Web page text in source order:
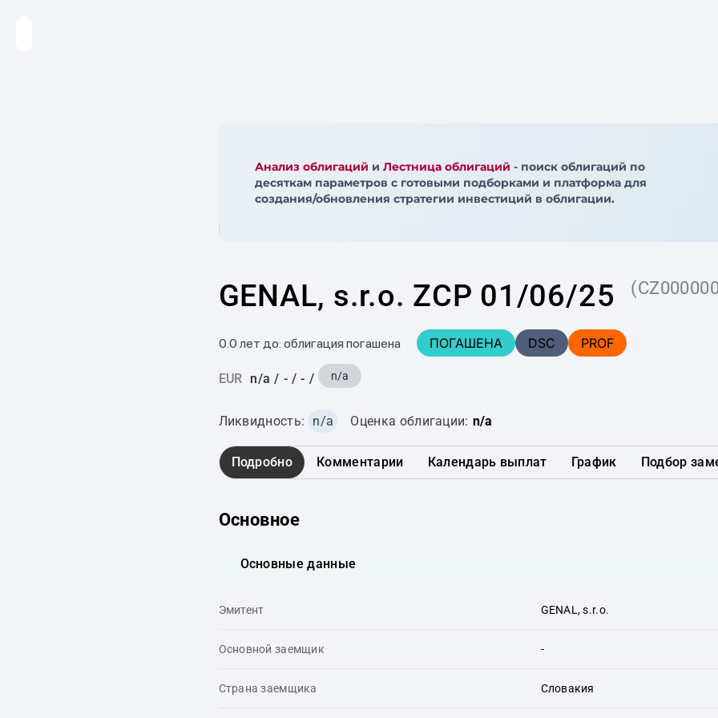
Анализ облигаций и Лестница облигаций - поиск облигаций по
десяткам параметров с готовыми подборками и платформа для
создания/обновления стратегии инвестиций в облигации.
GENAL, s.r.o. ZCP 01/06/25
0.0 лет до: облигация погашена ПОГАШЕНА DSC PROF
EUR n/a / - / - / n/a
Ликвидность: n/a Оценка облигации: n/a
Подробно Комментарии Календарь выплат График Подбор
Основное
Основные данные
Эмитент GENAL, s.r.o.
Основной заемщик -
Страна заемщика Словакия